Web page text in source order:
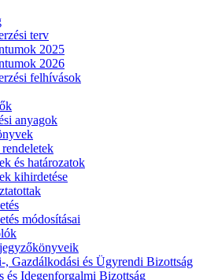
terv
2025
2026
felhívások
anyagok
és határozatok
kihirdetése
módosításai
, Gazdálkodási és Ügyrendi Bizottság
és Idegenforgalmi Bizottság